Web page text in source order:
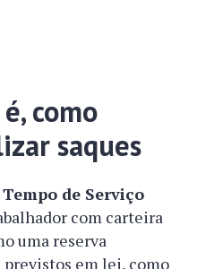
como
saques
de Serviço
com carteira
uma reserva
em lei, como